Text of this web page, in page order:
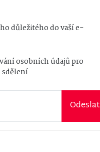
důležitého do vaší e-
osobních údajůpro
Odeslat